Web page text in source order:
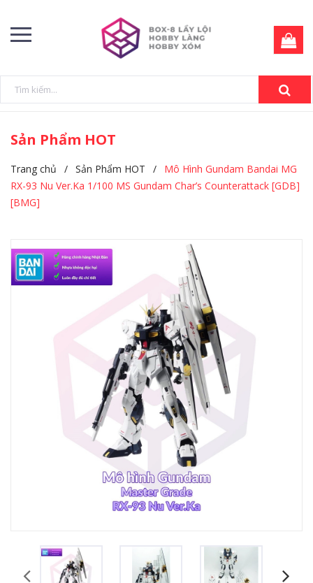
Sản Phẩm HOT
Trang chủ / Sản Phẩm HOT /
Mô Hình Gundam Bandai MG
RX-93 Nu Ver.Ka 1/100 MS Gundam Char’s Counterattack [GDB]
[BMG]